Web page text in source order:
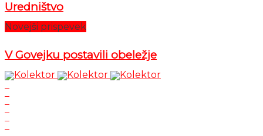
Uredništvo
Novejši prispevek
V Govejku postavili obeležje